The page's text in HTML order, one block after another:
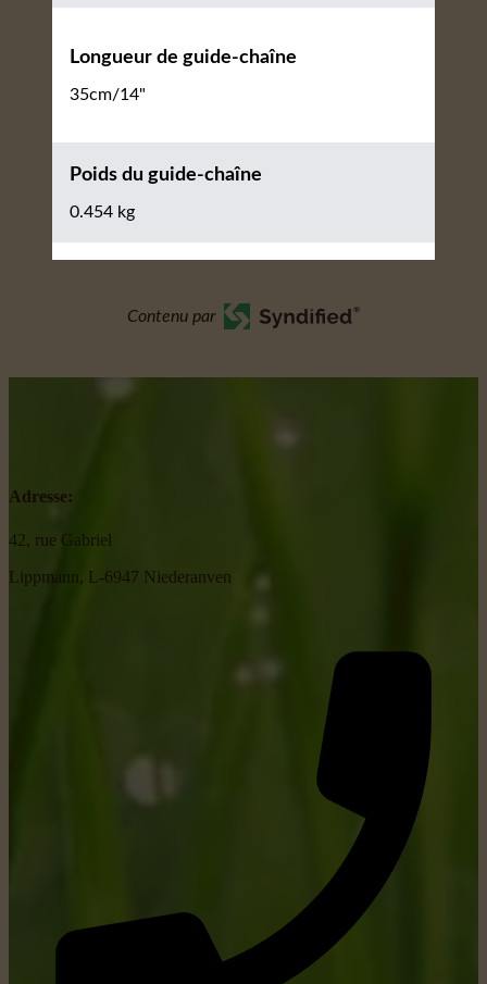
Longueur de guide-chaîne
35cm/14"
Poids du guide-chaîne
0.454 kg
Contenu par
Adresse:
42, rue Gabriel
Lippmann, L-6947 Niederanven